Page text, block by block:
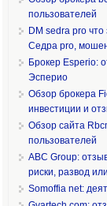
пользователей
DM sedra pro
Седра pro,
Брокер Esperio:
Эсперио
Обзор брокера
инвестиции и
Обзор сайта
пользователей
ABC Group:
риски, развод
Somoffia net: